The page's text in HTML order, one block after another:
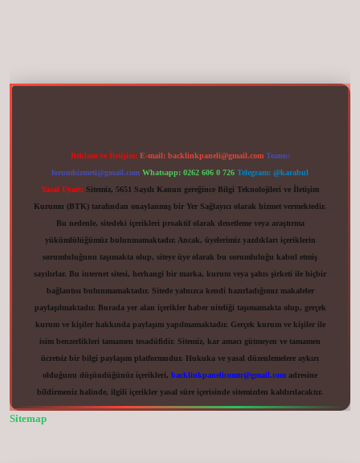
Reklam ve İletişim: E-mail: backlinkpaneli@gmail.com Teams:
forumhizmeti@gmail.com Whatsapp: 0262 606 0 726 Telegram: @karabul
Yasal Uyarı: Sitemiz, 5651 Sayılı Kanun gereğince Bilgi Teknolojileri ve İletişim
Kurumu (BTK) tarafından onaylanmış bir Yer Sağlayıcı olarak hizmet vermektedir.
Bu nedenle, sitedeki içerikleri proaktif olarak denetleme veya araştırma
yükümlülüğümüz bulunmamaktadır. Ancak, üyelerimiz yazdıkları içeriklerin
sorumluluğunu taşımakta olup, siteye üye olarak bu sorumluluğu kabul etmiş
sayılırlar. Bu internet sitesi, herhangi bir marka, kurum veya şahıs şirketi ile hiçbir
bağlantısı bulunmamaktadır. Sitede yalnızca kendi hazırladığımız makaleler
paylaşılmaktadır. Burada yer alan içerikler haber niteliği taşımamakta olup, gerçek
kurum ve kişiler hakkında paylaşım yapılmamaktadır. Gerçek kurum ve kişiler ile
isim benzerlikleri tamamen tesadüfidir. Sitemiz, kar amacı gütmeyen ve tamamen
ücretsiz bir bilgi paylaşım platformudur. Hukuka ve yasal düzenlemelere aykırı
olduğunu düşündüğünüz içerikleri, backlinkpanelicomtr@gmail.com adresine
bildirmeniz halinde, ilgili içerikler yasal süre içerisinde sitemizden kaldırılacaktır.
Sitemap